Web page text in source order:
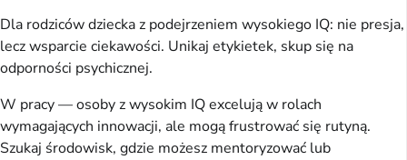
Dla rodziców dziecka z podejrzeniem wysokiego IQ: nie presja,
lecz wsparcie ciekawości. Unikaj etykietek, skup się na
odporności psychicznej.
W pracy — osoby z wysokim IQ excelują w rolach
wymagających innowacji, ale mogą frustrować się rutyną.
Szukaj środowisk, gdzie możesz mentoryzować lub